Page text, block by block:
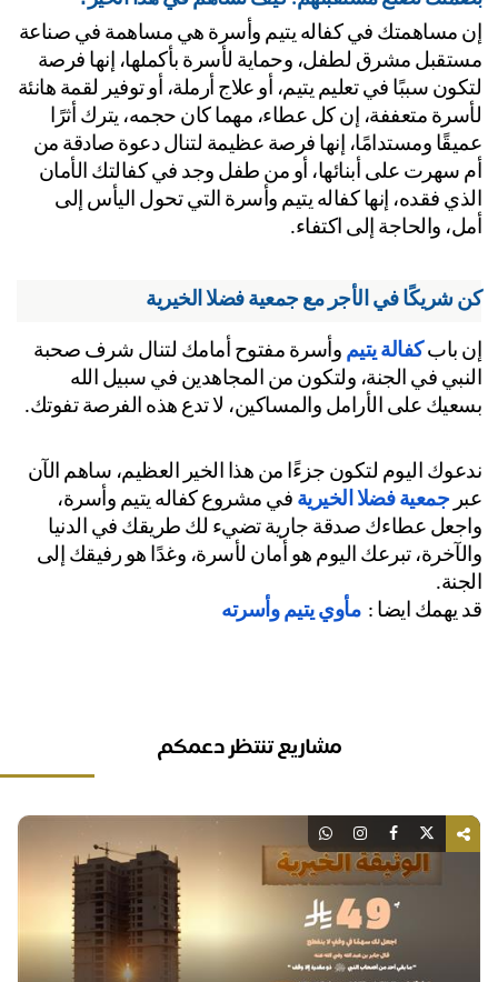
إن مساهمتك في كفاله يتيم وأسرة هي مساهمة في صناعة
مستقبل مشرق لطفل، وحماية لأسرة بأكملها، إنها فرصة
لتكون سببًا في تعليم يتيم، أو علاج أرملة، أو توفير لقمة هانئة
أم سهرت على أبنائها، أو من طفل وجد في كفالتك الأمان
والحاجة إلى اكتفاء.
شريكًا في الأجر مع جمعية فضلا الخيرية
باب كفالة يتيم
وأسرة مفتوح أمامك لتنال شرف صحبة
على الأرامل والمساكين، لا تدع هذه الفرصة تفوتك.
جمعية فضلا الخيرية
في مشروع كفاله يتيم وأسرة،
واجعل عطاءك صدقة جارية تضيء لك طريقك في الدنيا
يهمك ايضا : مأوي يتيم وأسرته
مشاريع تنتظر دعمكم